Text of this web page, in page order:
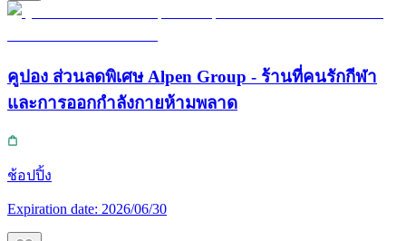
คูปอง ส่วนลดพิเศษ Alpen Group - ร้านที่คนรักกีฬา
และการออกกำลังกายห้ามพลาด
ช้อปปิ้ง
Expiration date: 2026/06/30